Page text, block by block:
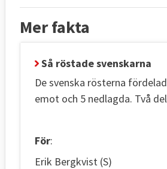
Mer fakta
Så röstade svenskarna
De svenska rösterna
emot och 5 nedlagda. Två
För:
Erik Bergkvist (S)